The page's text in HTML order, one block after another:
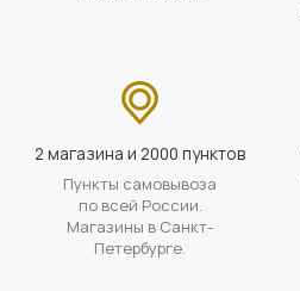
2 магазина и 2000 пунктов
Пункты самовывоза
по всей России.
Магазины в Санкт-
Петербурге.